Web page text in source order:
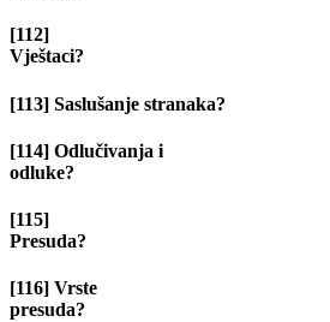
[112]
[113] Saslušanje stranaka?
[114] Odlučivanja i
[115]
[116] Vrste